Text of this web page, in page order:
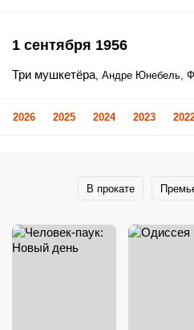
1 сентября 1956
Три мушкетёра, Андре Юнебель,
2026 2025 2024 2023
В прокате